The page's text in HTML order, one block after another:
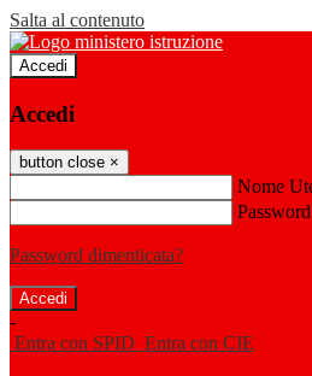
Salta al contenuto
Accedi
Accedi
button close ×
Nome
Password
Password dimenticata?
-
Entra con SPID Entra con CIE